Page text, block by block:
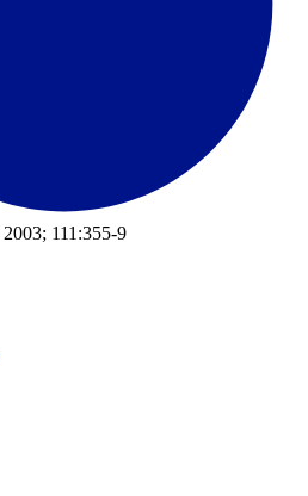
111:355-9